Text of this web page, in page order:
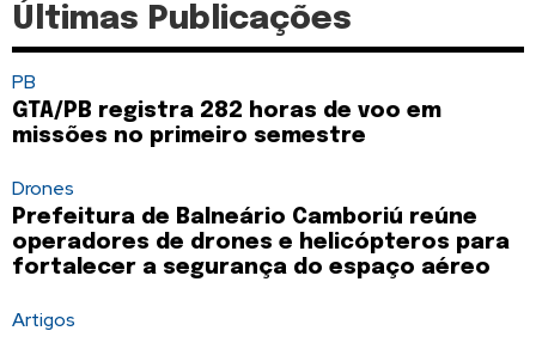
Últimas Publicações
PB
GTA/PB registra 282 horas de voo em
missões no primeiro semestre
Drones
Prefeitura de Balneário Camboriú reúne
operadores de drones e helicópteros para
fortalecer a segurança do espaço aéreo
Artigos